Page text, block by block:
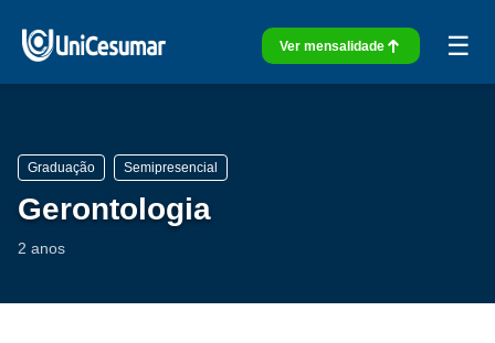
Ver mensalidade ☰
Graduação Semipresencial
Gerontologia
2 anos